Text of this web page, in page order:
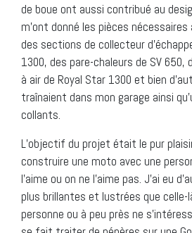
de boue ont aussi contribué au
m’ont donné les pièces
des sections de collecteur
1300, des pare-chaleurs de SV
à air de Royal Star 1300 et bien
traînaient dans mon garage ainsi
collants.
L’objectif du projet était le pur
construire une moto avec une
l’aime ou on ne l’aime pas. J’ai eu
plus brillantes et lustrées que celle-
personne ou à peu près ne